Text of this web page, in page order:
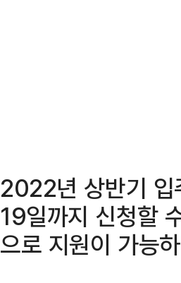
2022년 상반기 입
19일까지 신청할
으로 지원이 가능